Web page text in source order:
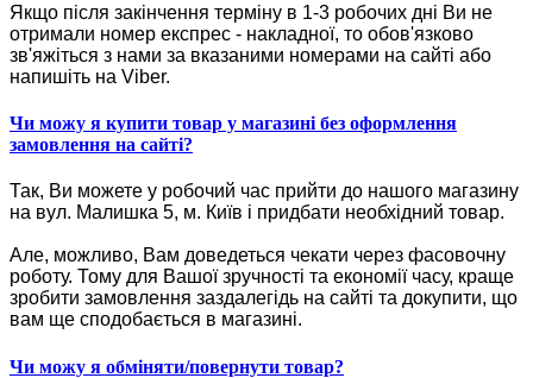
Якщо після закінчення терміну в 1-3 робочих дні Ви не
отримали номер експрес - накладної, то обов'язково
зв'яжіться з нами за вказаними номерами на сайті або
напишіть на Viber.
Чи можу я купити товар у магазині без оформлення
замовлення на сайті?
Так, Ви можете у робочий час прийти до нашого магазину
на вул. Малишка 5, м. Київ і придбати необхідний товар.
Але, можливо, Вам доведеться чекати через фасовочну
роботу. Тому для Вашої зручності та економії часу, краще
зробити замовлення заздалегідь на сайті та докупити, що
вам ще сподобається в магазині.
Чи можу я обміняти/повернути товар?